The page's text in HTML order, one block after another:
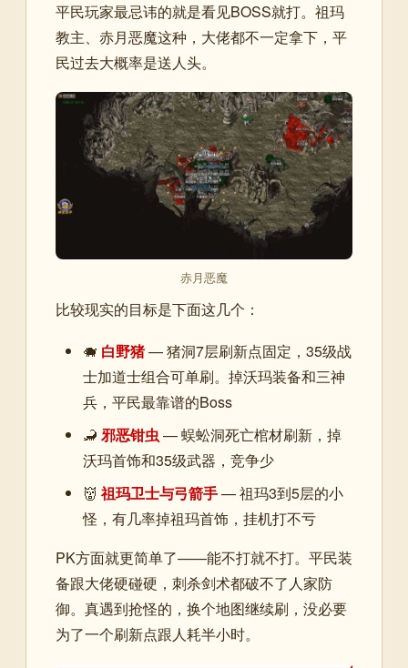
平民玩家最忌讳的就是看见BOSS就打。祖玛
教主、赤月恶魔这种，大佬都不一定拿下，平
民过去大概率是送人头。
赤月恶魔
比较现实的目标是下面这几个：
🐗 白野猪— 猪洞7层刷新点固定，35级战
士加道士组合可单刷。掉沃玛装备和三神
兵，平民最靠谱的Boss
🦂 邪恶钳虫 — 蜈蚣洞死亡棺材刷新，掉
沃玛首饰和35级武器，竞争少
👹 祖玛卫士与弓箭手— 祖玛3到5层的小
怪，有几率掉祖玛首饰，挂机打不亏
PK方面就更简单了——能不打就不打。平民装
备跟大佬硬碰硬，刺杀剑术都破不了人家防
御。真遇到抢怪的，换个地图继续刷，没必要
为了一个刷新点跟人耗半小时。